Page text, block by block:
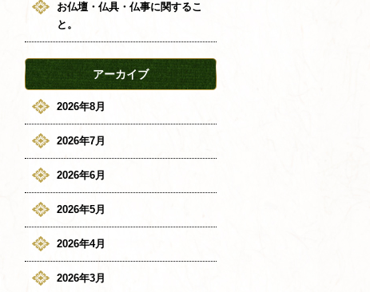
お仏壇・仏具・仏事に関するこ
と。
アーカイブ
2026年8月
2026年7月
2026年6月
2026年5月
2026年4月
2026年3月